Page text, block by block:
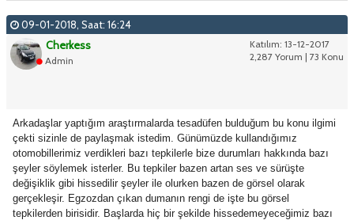
09-01-2018, Saat: 16:24
Katılım: 13-12-2017
2,287 Yorum | 73 Konu
Cherkess
Admin
Arkadaşlar yaptığım araştırmalarda tesadüfen bulduğum bu konu ilgimi
çekti sizinle de paylaşmak istedim. Günümüzde kullandığımız
otomobillerimiz verdikleri bazı tepkilerle bize durumları hakkında bazı
şeyler söylemek isterler. Bu tepkiler bazen artan ses ve sürüşte
değişiklik gibi hissedilir şeyler ile olurken bazen de görsel olarak
gerçekleşir. Egzozdan çıkan dumanın rengi de işte bu görsel
tepkilerden birisidir. Başlarda hiç bir şekilde hissedemeyeceğimiz bazı